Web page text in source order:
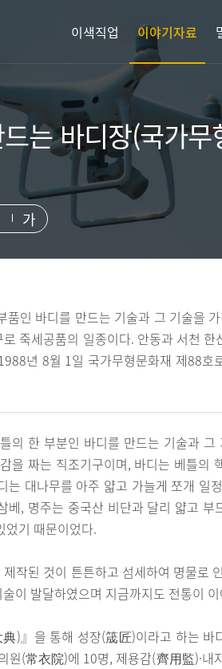
이색직업 이야기자료
는 바디장(국가
가
품인 바디를 만드는 기술과 그 기술을
죽세공품의 일종이다. 안동과 서천
년 8월 1일 국가무형문화재 제88호
의 한 부분인 바디를 만드는 기술과 그
을 짜는 직조기구이며, 바디는 베틀의
는 대나무를 아주 얇고 가늘게 쪼개 일
베, 명주는 중국산 비단과 달리 얇고 부
었기 때문이었다.
작된 것이 튼튼하고 섬세하여 명물로
이 발달하였으며 지금까지도 전통이
)』을 통해 성장(筬匠)이라고 하는 바
원(常衣院)에 10명, 제용감(齊用監)·내